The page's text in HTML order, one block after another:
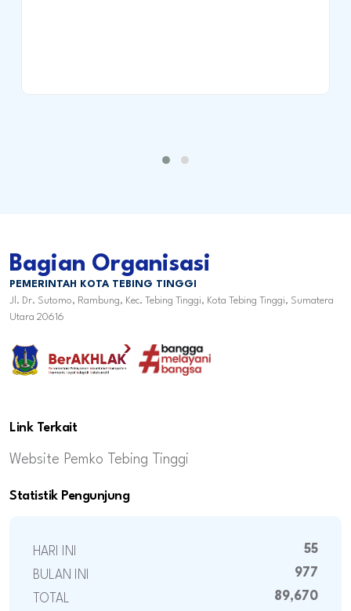
Bagian Organisasi
PEMERINTAH KOTA TEBING TINGGI
Jl. Dr. Sutomo, Rambung, Kec. Tebing Tinggi, Kota Tebing Tinggi, Sumatera
Utara 20616
Link Terkait
Website Pemko Tebing Tinggi
Statistik Pengunjung
HARI INI 55
BULAN INI 977
TOTAL 89,670